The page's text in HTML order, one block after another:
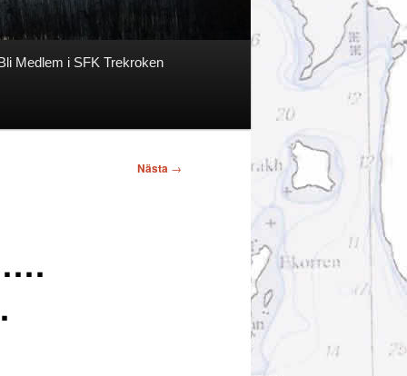
Medlem i SFK Trekroken
Nästa →